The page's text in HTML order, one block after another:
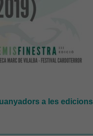
a les edicions